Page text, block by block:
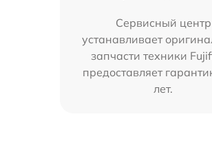
Сервисный центр
устанавливает
запчасти техники
предоставляет
лет.